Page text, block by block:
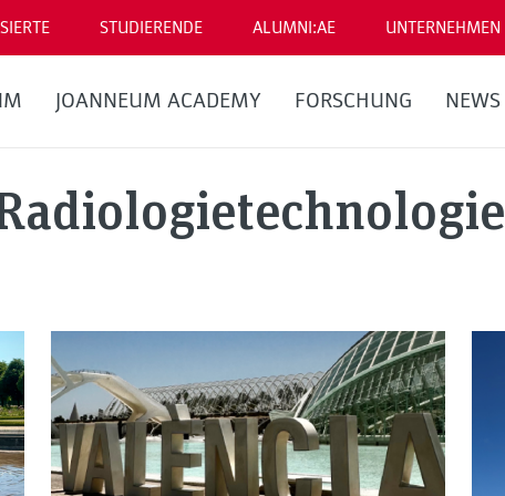
STUDIERENDE ALUMNI:AE UNTERNEHMEN
JOANNEUM ACADEMY FORSCHUNG NEWS